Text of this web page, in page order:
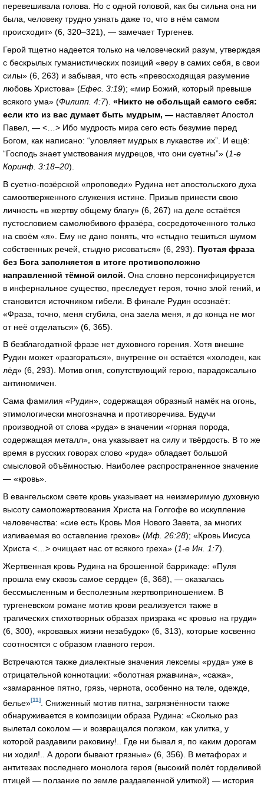
перевешивала голова. Но с одной головой, как бы сильна она ни
была, человеку трудно узнать даже то, что в нём самом
происходит» (6, 320–321), — замечает Тургенев.
Герой тщетно надеется только на человеческий разум, утверждая
с бескрылых гуманистических позиций «веру в самих себя, в свои
силы» (6, 263) и забывая, что есть «превосходящая разумение
любовь Христова» (Ефес. 3:19); «мир Божий, который превыше
всякого ума» (Филипп. 4:7). «Никто не обольщай самого себя:
если кто из вас думает быть мудрым, — наставляет Апостол
Павел, — <…> Ибо мудрость мира сего есть безумие перед
Богом, как написано: “уловляет мудрых в лукавстве их”. И ещё:
“Господь знает умствования мудрецов, что они суетны”» (1-е
Коринф. 3:18–20).
В суетно-позёрской «проповеди» Рудина нет апостольского духа
самоотверженного служения истине. Призыв принести свою
личность «в жертву общему благу» (6, 267) на деле остаётся
пустословием самолюбивого фразёра, сосредоточенного только
на своём «я». Ему не дано понять, что «стыдно тешиться шумом
собственных речей, стыдно рисоваться» (6, 293). Пустая фраза
без Бога заполняется в итоге противоположно
направленной тёмной силой. Она словно персонифицируется
в инфернальное существо, преследует героя, точно злой гений, и
становится источником гибели. В финале Рудин осознаёт:
«Фраза, точно, меня сгубила, она заела меня, я до конца не мог
от неё отделаться» (6, 365).
В безблагодатной фразе нет духовного горения. Хотя внешне
Рудин может «разгораться», внутренне он остаётся «холоден, как
лёд» (6, 293). Мотив огня, сопутствующий герою, парадоксально
антиномичен.
Сама фамилия «Рудин», содержащая образный намёк на огонь,
этимологически многозначна и противоречива. Будучи
производной от слова «руда» в значении «горная порода,
содержащая металл», она указывает на силу и твёрдость. В то же
время в русских говорах слово «руда» обладает большой
смысловой объёмностью. Наиболее распространенное значение
— «кровь».
В евангельском свете кровь указывает на неизмеримую духовную
высоту самопожертвования Христа на Голгофе во искупление
человечества: «сие есть Кровь Моя Нового Завета, за многих
изливаемая во оставление грехов» (Мф. 26:28); «Кровь Иисуса
Христа <…> очищает нас от всякого греха» (1-е Ин. 1:7).
Жертвенная кровь Рудина на брошенной баррикаде: «Пуля
прошла ему сквозь самое сердце» (6, 368), — оказалась
бессмысленным и бесполезным жертвоприношением. В
тургеневском романе мотив крови реализуется также в
трагических стихотворных образах призрака «с кровью на груди»
(6, 300), «кровавых жизни незабудок» (6, 313), которые косвенно
соотносятся с образом главного героя.
Встречаются также диалектные значения лексемы «руда» уже в
отрицательной коннотации: «болотная ржавчина», «сажа»,
«замаранное пятно, грязь, чернота, особенно на теле, одежде,
белье»[11]
. Сниженный мотив пятна, загрязнённости также
обнаруживается в композиции образа Рудина: «Сколько раз
вылетал соколом — и возвращался ползком, как улитка, у
которой раздавили раковину!.. Где ни бывал я, по каким дорогам
ни ходил!.. А дороги бывают грязные» (6, 356). В метафорах и
антитезах последнего монолога героя (высокий полёт горделивой
птицей — ползание по земле раздавленной улиткой) — история